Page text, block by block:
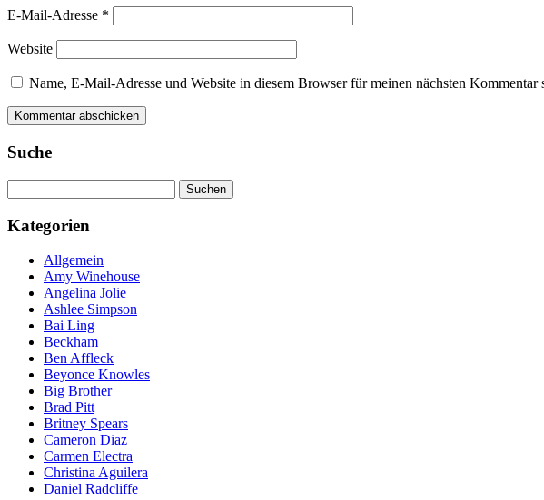
E-Mail-Adresse *
Website
Name, E-Mail-Adresse und Website in diesem Browser für meinen nächsten Kommentar
Suche
nach:
Kategorien
Allgemein
Amy Winehouse
Angelina Jolie
Ashlee Simpson
Bai Ling
Beckham
Ben Affleck
Beyonce Knowles
Big Brother
Brad Pitt
Britney Spears
Cameron Diaz
Carmen Electra
Christina Aguilera
Daniel Radcliffe